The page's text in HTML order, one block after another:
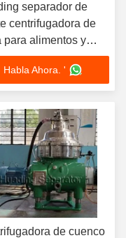
separador de
centrifugadora de
para alimentos y
farmacéuticos
marinos
Habla Ahora. '
de cuenco